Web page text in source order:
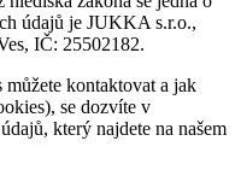
údajů je JUKKA s.r.o.,
IČ: 25502182.
kontaktovat a jak
se dozvíte v
který najdete na našem